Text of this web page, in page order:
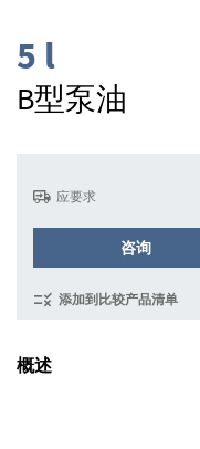
库
开
5 l
B型泵油
概述
应要求
咨询
添加到比较产品清单